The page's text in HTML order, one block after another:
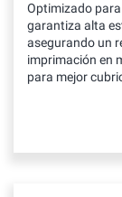
Optimizado
garantiza alta
asegurando un
imprimación en
para mejor